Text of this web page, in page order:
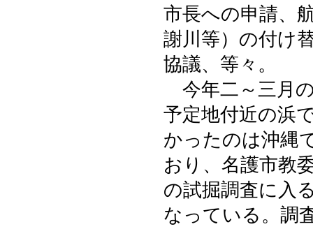
市長への申請、
謝川等）の付け
協議、等々。
今年二～三月
予定地付近の浜
かったのは沖縄
おり、名護市教
の試掘調査に入
なっている。調